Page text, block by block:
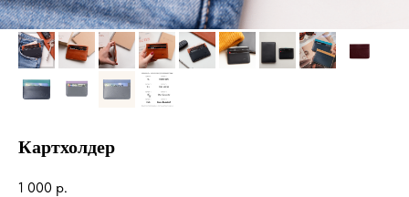
Картхолдер
1 000 р.